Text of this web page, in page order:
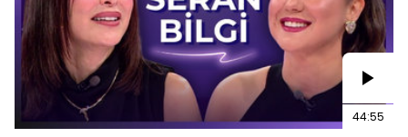
44:55